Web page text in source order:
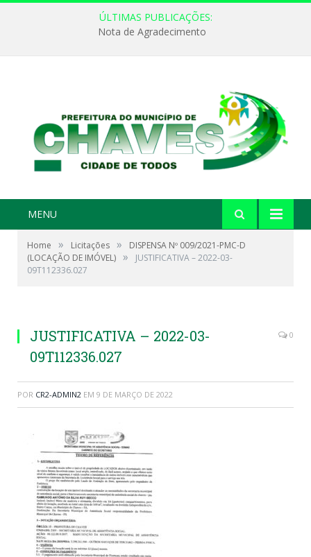
ÚLTIMAS PUBLICAÇÕES:
Nota de Agradecimento
MENU
Home » Licitações »
DISPENSA Nº 009/2021-PMC-D
(LOCAÇÃO DE IMÓVEL) »
JUSTIFICATIVA – 2022-03-
09T112336.027
JUSTIFICATIVA – 2022-03-
09T112336.027
0
POR CR2-ADMIN2 EM 9 DE MARÇO DE 2022